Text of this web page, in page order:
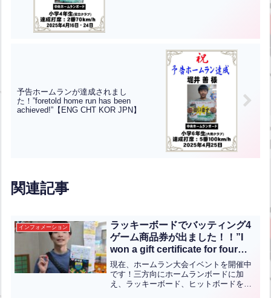
予告ホームランが達成されまし
た！”foretold home run has been
achieved!”【ENG CHT KOR JPN】
関連記事
インフォメーション
ラッキーボードでバッティング4
ゲーム商品券が出ました！！”I
won a gift certificate for four
batting games on the lucky
board!!”【ENG CHT KOR
JPN】
現在、ホームラン大会イベントを開催中
です！三方向にホームランボードに加
え、ラッキーボード、ヒットボードを設